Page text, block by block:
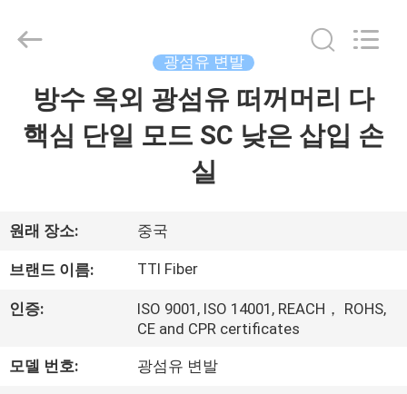
회
사
개
Rights
Reserved.
광섬유 변발
방수 옥외 광섬유 떠꺼머리 다
핵심 단일 모드 SC 낮은 삽입 손
실
원래 장소: 중국
브랜드 이름: TTI Fiber
인증:
ISO 9001, ISO 14001, REACH， ROHS,
CE and CPR certificates
모델 번호: 광섬유 변발